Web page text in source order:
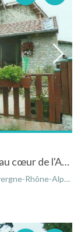
Gite du Ponteil, bienvenue à la ferme, au cœur de l'Auvergne à Boisset - Haute-Loire
Alpes, France